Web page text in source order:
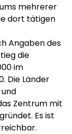
mehrerer
dort tätigen
Angaben des
die
im
Die Länder
Zentrum mit
Es ist